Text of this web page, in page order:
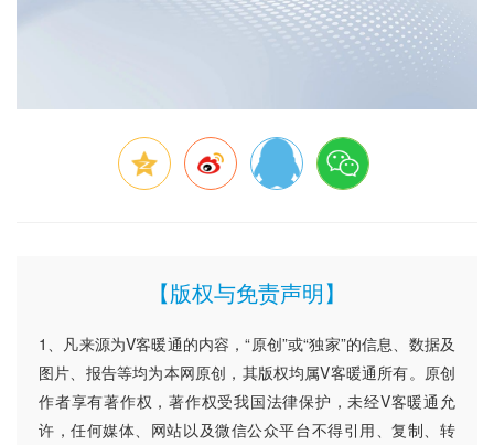
【版权与免责声明】
1、凡来源为V客暖通的内容，“原创”或“独家”的信息、数据及
图片、报告等均为本网原创，其版权均属V客暖通所有。原创
作者享有著作权，著作权受我国法律保护，未经V客暖通允
许，任何媒体、网站以及微信公众平台不得引用、复制、转